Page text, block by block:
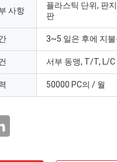
사항
플라스틱 단위, 판
판
3~5 일은 후에 지
서부 동맹, T/T, L/C
50000 PC의 / 월